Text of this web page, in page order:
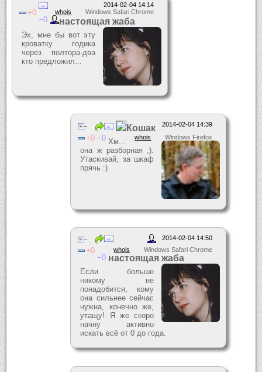
2014-02-04 14:14
Windows Safari Chrome
whois
0
0
настоящая жаба
Эх, мне бы вот эту
кроватку годика
через полтора-два
кто предложил...
2014-02-04 14:39
Windows Firefox
whois
0 0
Кошак
Хм...
она ж разборная ;).
Утаскивай, за шкаф
прячь :)
2014-02-04 14:50
Windows Safari Chrome
whois
0
0 настоящая жаба
Если больше
никому не
понадобится, кому
она сильнее сейчас
нужна, конечно же,
утащу! Я же скоро
начну активно
искать всё от 0 до года.